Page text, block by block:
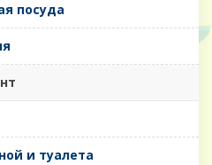
посуда
и туалета